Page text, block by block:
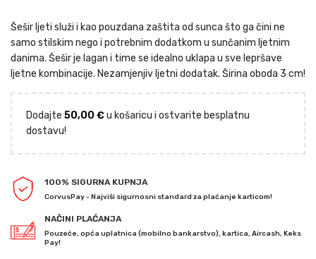
Šešir ljeti služi i kao pouzdana zaštita od sunca što ga čini ne
samo stilskim nego i potrebnim dodatkom u sunčanim ljetnim
danima. Šešir je lagan i time se idealno uklapa u sve lepršave
ljetne kombinacije. Nezamjenjiv ljetni dodatak. Širina oboda 3 cm!
Dodajte 50,00 € u košaricu i ostvarite besplatnu
dostavu!
100% SIGURNA KUPNJA
CorvusPay - Najviši sigurnosni standard za plaćanje karticom!
NAČINI PLAĆANJA
Pouzeće, opća uplatnica (mobilno bankarstvo), kartica, Aircash, Keks
Pay!